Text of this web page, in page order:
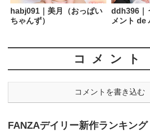
habj091｜美月（おっぱい
ちゃんず）
ddh396｜
メント de
コメント
コメントを書き込む
FANZAデイリー新作ランキング